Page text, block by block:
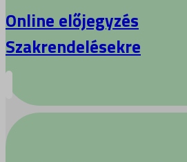
Online előjegyzés
Szakrendelésekre